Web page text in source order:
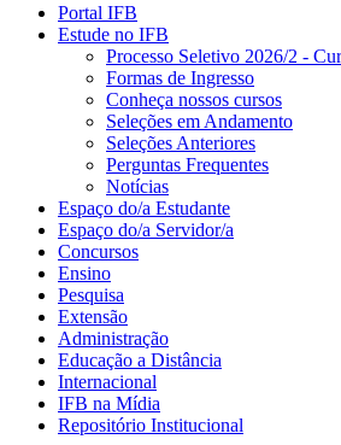
Portal IFB
Estude no IFB
Processo Seletivo 2026/2 -
Formas de Ingresso
Conheça nossos cursos
Seleções em Andamento
Seleções Anteriores
Perguntas Frequentes
Notícias
Espaço do/a Estudante
Espaço do/a Servidor/a
Concursos
Ensino
Pesquisa
Extensão
Administração
Educação a Distância
Internacional
IFB na Mídia
Repositório Institucional